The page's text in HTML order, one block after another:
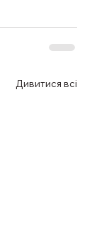
Дивитися всі